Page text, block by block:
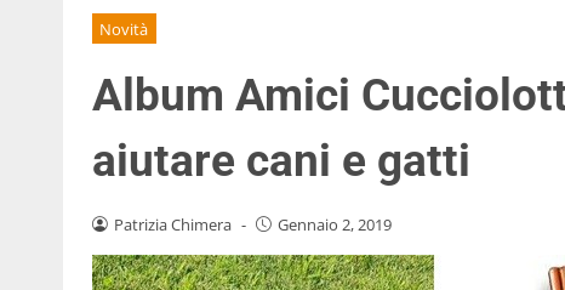
Novità
Album Amici
aiutare cani e gatti
Patrizia Chimera - Gennaio 2, 2019